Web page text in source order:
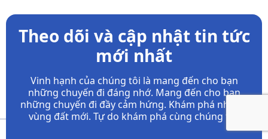
Theo dõi và cập nhật tin tức
mới nhất
Vinh hạnh của chúng tôi là mang đến cho bạn
những chuyến đi đáng nhớ. Mang đến cho bạn
những chuyến đi đầy cảm hứng. Khám phá những
vùng đất mới. Tự do khám phá cùng chúng tôi.